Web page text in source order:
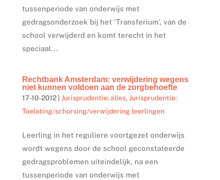
tussenperiode van onderwijs met
gedragsonderzoek bij het ‘Transferium’, van de
school verwijderd en komt terecht in het
speciaal...
Rechtbank Amsterdam: verwijdering wegens
niet kunnen voldoen aan de zorgbehoefte
17-10-2012| Jurisprudentie: alles, Jurisprudentie:
Toelating/schorsing/verwijdering leerlingen
Leerling in het reguliere voortgezet onderwijs
wordt wegens door de school geconstateerde
gedragsproblemen uiteindelijk, na een
tussenperiode van onderwijs met